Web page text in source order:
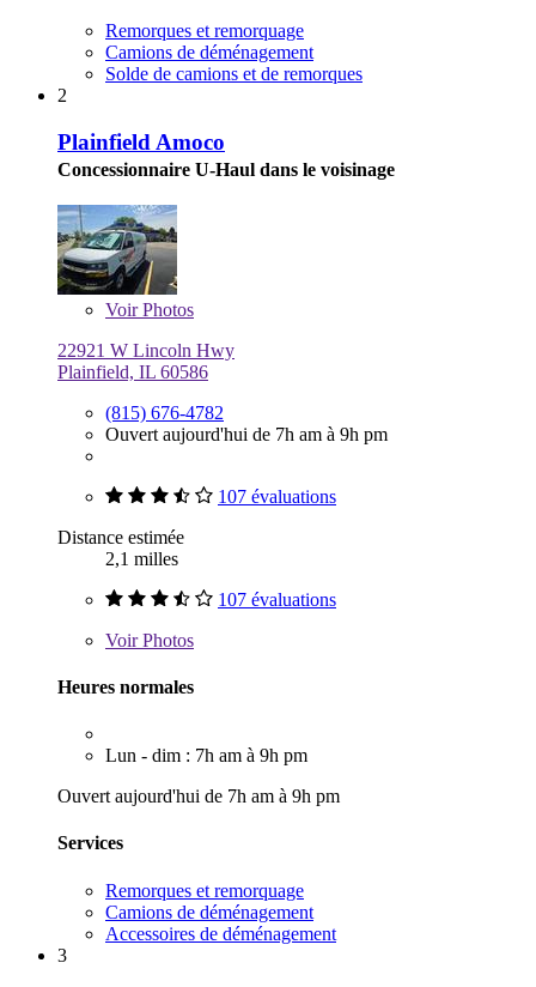
Remorques et remorquage
Camions de déménagement
Solde de camions et de remorques
2
Plainfield Amoco
Concessionnaire U-Haul dans le voisinage
VoirPhotos
22921 W Lincoln Hwy
Plainfield, IL 60586
(815) 676-4782
Ouvert aujourd'hui de 7h am à 9h pm
107 évaluations
Distance estimée
2,1 milles
107 évaluations
VoirPhotos
Heures normales
Lun - dim : 7h am à 9h pm
Ouvert aujourd'hui de 7h am à 9h pm
Services
Remorques et remorquage
Camions de déménagement
Accessoires de déménagement
3